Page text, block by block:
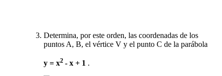
Determina, por este orden, las coordenadas de los
puntos A, B, el vértice V y el punto C de la parábola
y = x2 - x + 1 .